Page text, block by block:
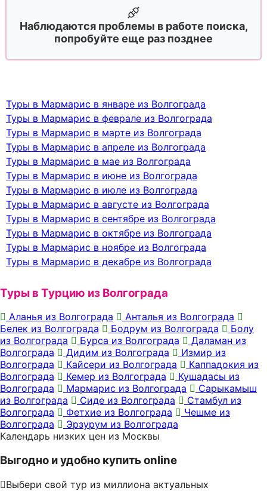
Наблюдаются проблемы в работе поиска,
попробуйте еще раз позднее
Туры в Мармарис в январе из Волгограда
Туры в Мармарис в феврале из Волгограда
Туры в Мармарис в марте из Волгограда
Туры в Мармарис в апреле из Волгограда
Туры в Мармарис в мае из Волгограда
Туры в Мармарис в июне из Волгограда
Туры в Мармарис в июле из Волгограда
Туры в Мармарис в августе из Волгограда
Туры в Мармарис в сентябре из Волгограда
Туры в Мармарис в октябре из Волгограда
Туры в Мармарис в ноябре из Волгограда
Туры в Мармарис в декабре из Волгограда
Туры в Турцию из Волгограда
Аланья из Волгограда
Анталья из Волгограда
Белек из Волгограда
Бодрум из Волгограда
Болу
из Волгограда
Бурса из Волгограда
Даламан из
Волгограда
Дидим из Волгограда
Измир из
Волгограда
Кайсери из Волгограда
Каппадокия из
Волгограда
Кемер из Волгограда
Кушадасы из
Волгограда
Мармарис из Волгограда
Сарыкамыш
из Волгограда
Сиде из Волгограда
Стамбул из
Волгограда
Фетхие из Волгограда
Чешме из
Волгограда
Эрзурум из Волгограда
Календарь низких цен из Москвы
Выгодно и удобно купить online
Выбери свой тур из миллиона актуальных